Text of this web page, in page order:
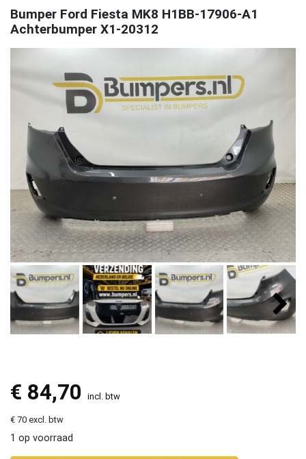
Bumper Ford Fiesta MK8 H1BB-17906-A1
Achterbumper X1-20312
€ 84,70 incl. btw
€ 70 excl. btw
1 op voorraad